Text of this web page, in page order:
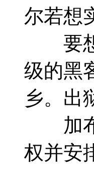
尔若想
要想
级的黑
乡。出
加布
权并安